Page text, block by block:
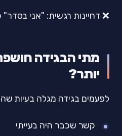
❌ דחיינות רגשית: "אני
מתי הבגידה
יותר?
לפעמים בגידה מגלה בעיות
קשר שכבר היה בעייתי